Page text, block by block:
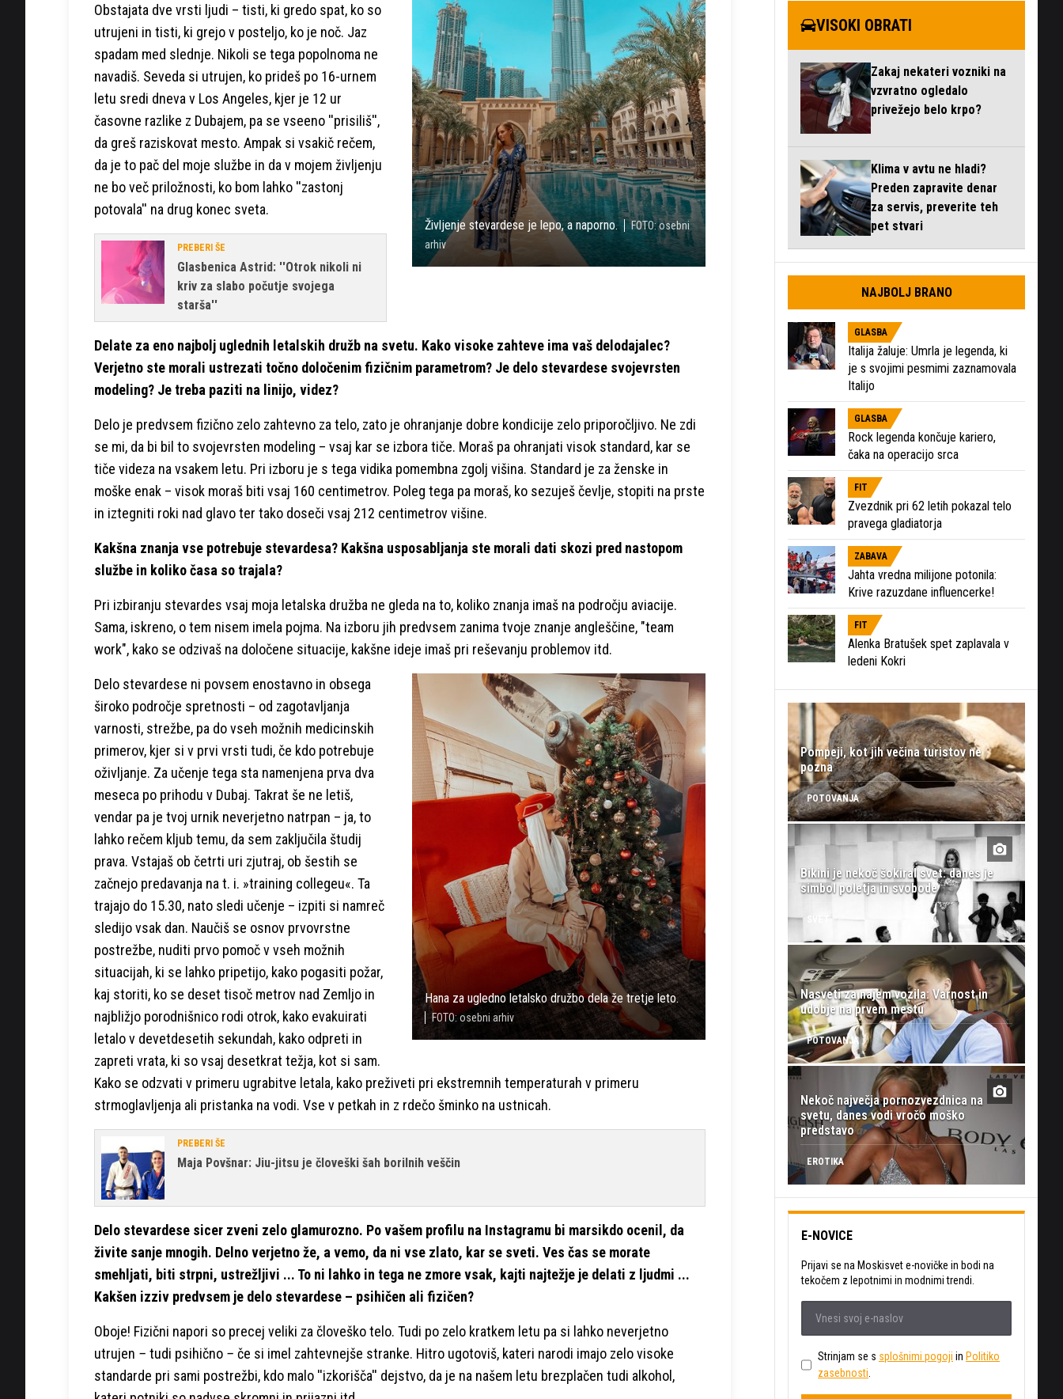
Življenje stevardese je lepo, a naporno.
FOTO: osebni
arhiv
Obstajata dve vrsti ljudi – tisti, ki gredo spat, ko so
utrujeni in tisti, ki grejo v posteljo, ko je noč. Jaz
spadam med slednje. Nikoli se tega popolnoma ne
navadiš. Seveda si utrujen, ko prideš po 16-urnem
letu sredi dneva v Los Angeles, kjer je 12 ur
časovne razlike z Dubajem, pa se vseeno ''prisiliš'',
da greš raziskovat mesto. Ampak si vsakič rečem,
da je to pač del moje službe in da v mojem življenju
ne bo več priložnosti, ko bom lahko ''zastonj
potovala'' na drug konec sveta.
PREBERI ŠE
Glasbenica Astrid: ''Otrok nikoli ni
kriv za slabo počutje svojega
starša''
Delate za eno najbolj uglednih letalskih družb na svetu. Kako visoke zahteve ima vaš delodajalec?
Verjetno ste morali ustrezati točno določenim fizičnim parametrom? Je delo stevardese svojevrsten
modeling? Je treba paziti na linijo, videz?
Delo je predvsem fizično zelo zahtevno za telo, zato je ohranjanje dobre kondicije zelo priporočljivo. Ne zdi
se mi, da bi bil to svojevrsten modeling – vsaj kar se izbora tiče. Moraš pa ohranjati visok standard, kar se
tiče videza na vsakem letu. Pri izboru je s tega vidika pomembna zgolj višina. Standard je za ženske in
moške enak – visok moraš biti vsaj 160 centimetrov. Poleg tega pa moraš, ko sezuješ čevlje, stopiti na prste
in iztegniti roki nad glavo ter tako doseči vsaj 212 centimetrov višine.
Kakšna znanja vse potrebuje stevardesa? Kakšna usposabljanja ste morali dati skozi pred nastopom
službe in koliko časa so trajala?
Pri izbiranju stevardes vsaj moja letalska družba ne gleda na to, koliko znanja imaš na področju aviacije.
Sama, iskreno, o tem nisem imela pojma. Na izboru jih predvsem zanima tvoje znanje angleščine, "team
work", kako se odzivaš na določene situacije, kakšne ideje imaš pri reševanju problemov itd.
Hana za ugledno letalsko družbo dela že tretje leto.
FOTO: osebni arhiv
Delo stevardese ni povsem enostavno in obsega
široko področje spretnosti – od zagotavljanja
varnosti, strežbe, pa do vseh možnih medicinskih
primerov, kjer si v prvi vrsti tudi, če kdo potrebuje
oživljanje. Za učenje tega sta namenjena prva dva
meseca po prihodu v Dubaj. Takrat še ne letiš,
vendar pa je tvoj urnik neverjetno natrpan – ja, to
lahko rečem kljub temu, da sem zaključila študij
prava. Vstajaš ob četrti uri zjutraj, ob šestih se
začnejo predavanja na t. i. »training collegeu«. Ta
trajajo do 15.30, nato sledi učenje – izpiti si namreč
sledijo vsak dan. Naučiš se osnov prvovrstne
postrežbe, nuditi prvo pomoč v vseh možnih
situacijah, ki se lahko pripetijo, kako pogasiti požar,
kaj storiti, ko se deset tisoč metrov nad Zemljo in
najbližjo porodnišnico rodi otrok, kako evakuirati
letalo v devetdesetih sekundah, kako odpreti in
zapreti vrata, ki so vsaj desetkrat težja, kot si sam.
Kako se odzvati v primeru ugrabitve letala, kako preživeti pri ekstremnih temperaturah v primeru
strmoglavljenja ali pristanka na vodi. Vse v petkah in z rdečo šminko na ustnicah.
PREBERI ŠE
Maja Povšnar: Jiu-jitsu je človeški šah borilnih veščin
Delo stevardese sicer zveni zelo glamurozno. Po vašem profilu na Instagramu bi marsikdo ocenil, da
živite sanje mnogih. Delno verjetno že, a vemo, da ni vse zlato, kar se sveti. Ves čas se morate
smehljati, biti strpni, ustrežljivi ... To ni lahko in tega ne zmore vsak, kajti najtežje je delati z ljudmi ...
Kakšen izziv predvsem je delo stevardese – psihičen ali fizičen?
Oboje! Fizični napori so precej veliki za človeško telo. Tudi po zelo kratkem letu pa si lahko neverjetno
utrujen – tudi psihično – če si imel zahtevnejše stranke. Hitro ugotoviš, kateri narodi imajo zelo visoke
standarde pri sami postrežbi, kdo malo ''izkorišča'' dejstvo, da je na našem letu brezplačen tudi alkohol,
VISOKI OBRATI
Zakaj nekateri vozniki na
vzvratno ogledalo
privežejo belo krpo?
Klima v avtu ne hladi?
Preden zapravite denar
za servis, preverite teh
pet stvari
NAJBOLJ BRANO
GLASBA
Italija žaluje: Umrla je legenda, ki
je s svojimi pesmimi zaznamovala
Italijo
GLASBA
Rock legenda končuje kariero,
čaka na operacijo srca
FIT
Zvezdnik pri 62 letih pokazal telo
pravega gladiatorja
ZABAVA
Jahta vredna milijone potonila:
Krive razuzdane influencerke!
FIT
Alenka Bratušek spet zaplavala v
ledeni Kokri
Pompeji, kot jih večina turistov ne
pozna
POTOVANJA
Bikini je nekoč šokiral svet: danes je
simbol poletja in svobode
Nasveti za najem vozila: Varnost in
udobje na prvem mestu
POTOVANJA
Nekoč največja pornozvezdnica na
svetu, danes vodi vročo moško
predstavo
EROTIKA
E-NOVICE
Prijavi se na Moskisvet e-novičke in bodi na
tekočem z lepotnimi in modnimi trendi.
Strinjam se s splošnimi pogoji in Politiko
zasebnosti